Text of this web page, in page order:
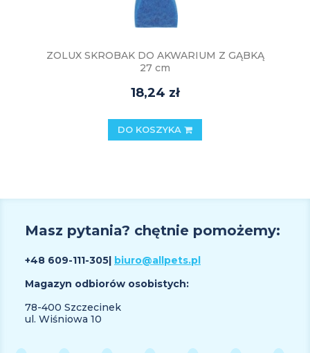
ZOLUX SKROBAK DO AKWARIUM Z GĄBKĄ
27 cm
18,24 zł
DO KOSZYKA
Masz pytania? chętnie pomożemy:
+48 609-111-305| biuro@allpets.pl
Magazyn odbiorów osobistych:
78-400 Szczecinek
ul. Wiśniowa 10